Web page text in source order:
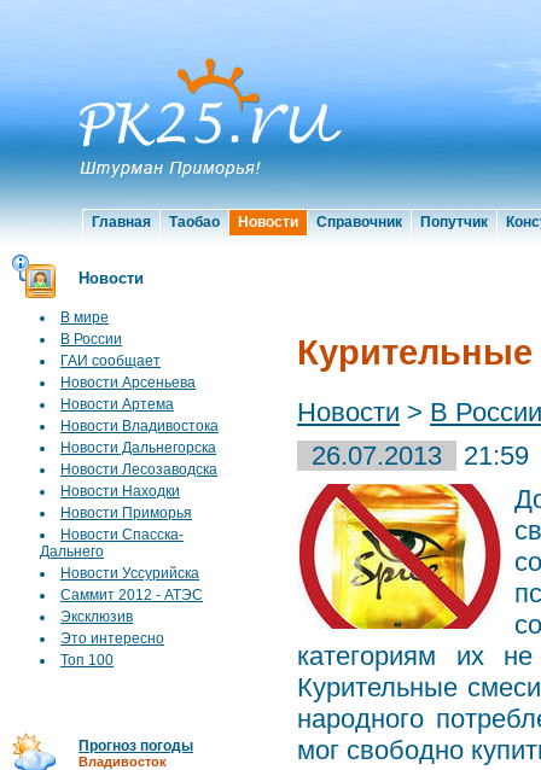
Главная Таобао Новости Справочник Попутчик
Новости
В мире
В России
ГАИ сообщает
Новости Арсеньева
Новости Артема
Новости Владивостока
Новости Дальнегорска
Новости Лесозаводска
Новости Находки
Новости Приморья
Новости Спасска-
Дальнего
Новости Уссурийска
Саммит 2012 - АТЭС
Эксклюзив
Это интересно
Топ 100
Прогноз погоды
Владивосток
Новости > В России
26.07.2013
21:59
категориям их
Курительные
народного
мог свободно